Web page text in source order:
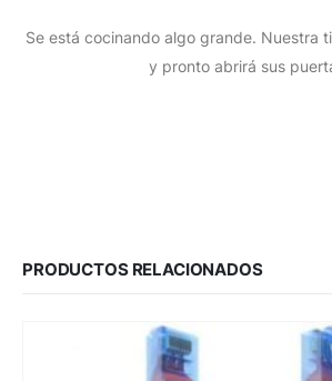
Se está cocinando algo grande. Nuestra
y pronto abrirá sus
PRODUCTOS RELACIONADOS